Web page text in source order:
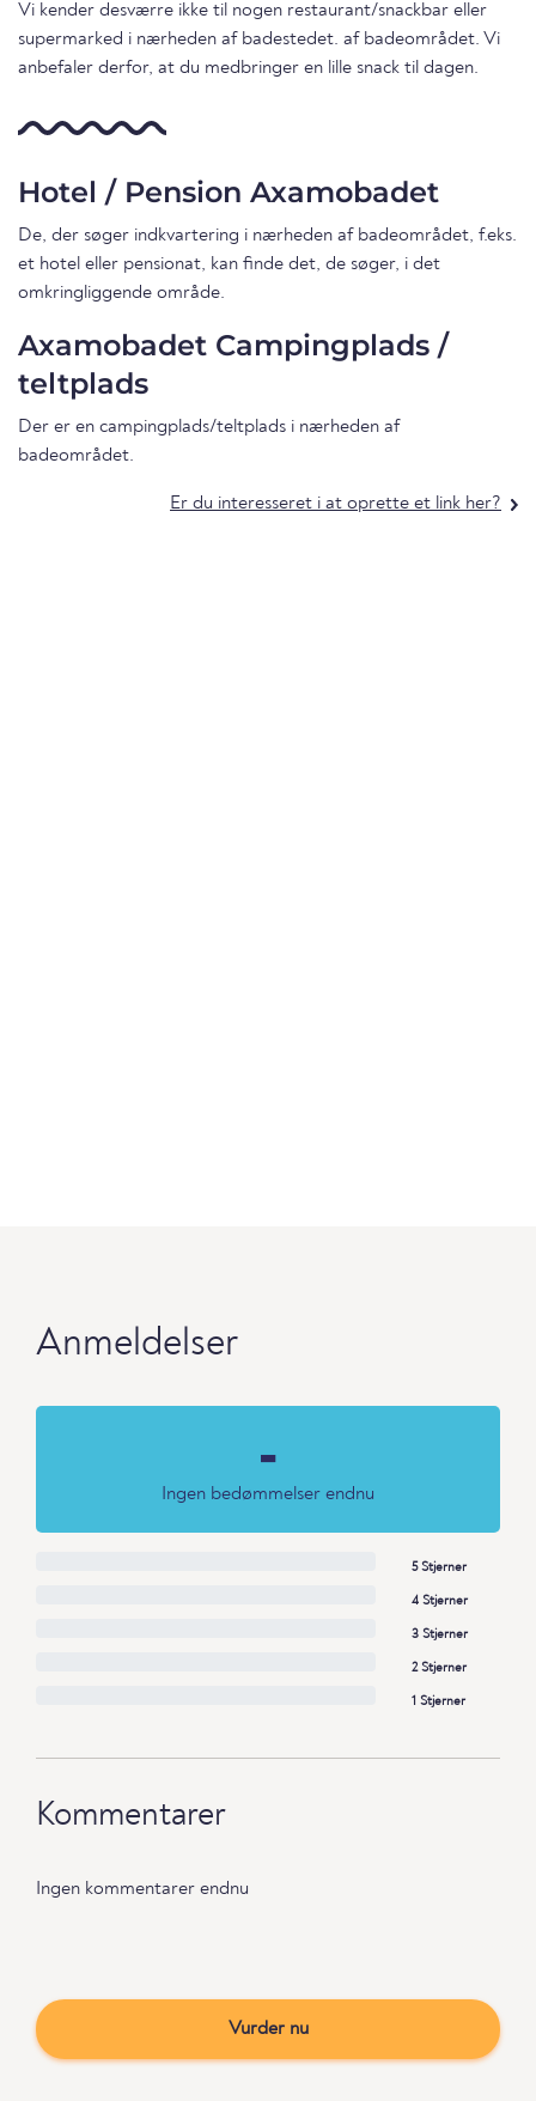
Vi kender desværre ikke til nogen restaurant/snackbar eller
supermarked i nærheden af badestedet. af badeområdet. Vi
anbefaler derfor, at du medbringer en lille snack til dagen.
Hotel / Pension Axamobadet
De, der søger indkvartering i nærheden af badeområdet, f.eks.
et hotel eller pensionat, kan finde det, de søger, i det
omkringliggende område.
Axamobadet Campingplads /
teltplads
Der er en campingplads/teltplads i nærheden af
badeområdet.
Er du interesseret i at oprette et link her?
Anmeldelser
-
Ingen bedømmelser endnu
5 Stjerner
4 Stjerner
3 Stjerner
2 Stjerner
1 Stjerner
Kommentarer
Ingen kommentarer endnu
Vurder nu